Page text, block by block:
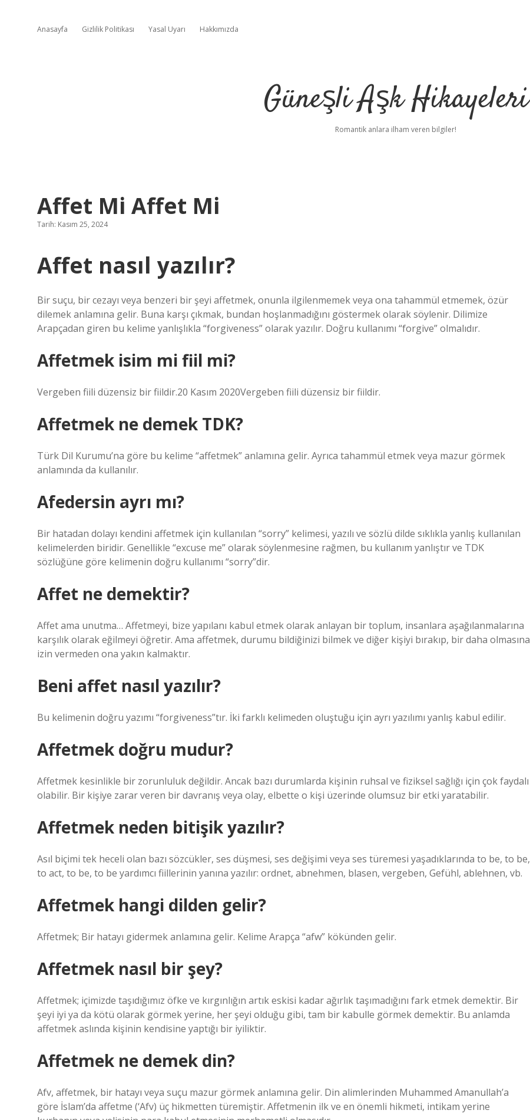
Anasayfa Gizlilik Politikası Yasal Uyarı Hakkımızda
Güneşli Aşk Hikayeleri
Romantik anlara ilham veren bilgiler!
Affet Mi Affet Mi
Tarih: Kasım 25, 2024
Affet nasıl yazılır?
Bir suçu, bir cezayı veya benzeri bir şeyi affetmek, onunla ilgilenmemek veya ona tahammül etmemek, özür
dilemek anlamına gelir. Buna karşı çıkmak, bundan hoşlanmadığını göstermek olarak söylenir. Dilimize
Arapçadan giren bu kelime yanlışlıkla “forgiveness” olarak yazılır. Doğru kullanımı “forgive” olmalıdır.
Affetmek isim mi fiil mi?
Vergeben fiili düzensiz bir fiildir.20 Kasım 2020Vergeben fiili düzensiz bir fiildir.
Affetmek ne demek TDK?
Türk Dil Kurumu’na göre bu kelime “affetmek” anlamına gelir. Ayrıca tahammül etmek veya mazur görmek
anlamında da kullanılır.
Afedersin ayrı mı?
Bir hatadan dolayı kendini affetmek için kullanılan “sorry” kelimesi, yazılı ve sözlü dilde sıklıkla yanlış kullanılan
kelimelerden biridir. Genellikle “excuse me” olarak söylenmesine rağmen, bu kullanım yanlıştır ve TDK
sözlüğüne göre kelimenin doğru kullanımı “sorry”dir.
Affet ne demektir?
Affet ama unutma… Affetmeyi, bize yapılanı kabul etmek olarak anlayan bir toplum, insanlara aşağılanmalarına
karşılık olarak eğilmeyi öğretir. Ama affetmek, durumu bildiğinizi bilmek ve diğer kişiyi bırakıp, bir daha olmasına
izin vermeden ona yakın kalmaktır.
Beni affet nasıl yazılır?
Bu kelimenin doğru yazımı “forgiveness”tır. İki farklı kelimeden oluştuğu için ayrı yazılımı yanlış kabul edilir.
Affetmek doğru mudur?
Affetmek kesinlikle bir zorunluluk değildir. Ancak bazı durumlarda kişinin ruhsal ve fiziksel sağlığı için çok faydalı
olabilir. Bir kişiye zarar veren bir davranış veya olay, elbette o kişi üzerinde olumsuz bir etki yaratabilir.
Affetmek neden bitişik yazılır?
Asıl biçimi tek heceli olan bazı sözcükler, ses düşmesi, ses değişimi veya ses türemesi yaşadıklarında to be, to be,
to act, to be, to be yardımcı fiillerinin yanına yazılır: ordnet, abnehmen, blasen, vergeben, Gefühl, ablehnen, vb.
Affetmek hangi dilden gelir?
Affetmek; Bir hatayı gidermek anlamına gelir. Kelime Arapça “afw” kökünden gelir.
Affetmek nasıl bir şey?
Affetmek; içimizde taşıdığımız öfke ve kırgınlığın artık eskisi kadar ağırlık taşımadığını fark etmek demektir. Bir
şeyi iyi ya da kötü olarak görmek yerine, her şeyi olduğu gibi, tam bir kabulle görmek demektir. Bu anlamda
affetmek aslında kişinin kendisine yaptığı bir iyiliktir.
Affetmek ne demek din?
Afv, affetmek, bir hatayı veya suçu mazur görmek anlamına gelir. Din alimlerinden Muhammed Amanullah’a
göre İslam’da affetme (‘Afv) üç hikmetten türemiştir. Affetmenin ilk ve en önemli hikmeti, intikam yerine